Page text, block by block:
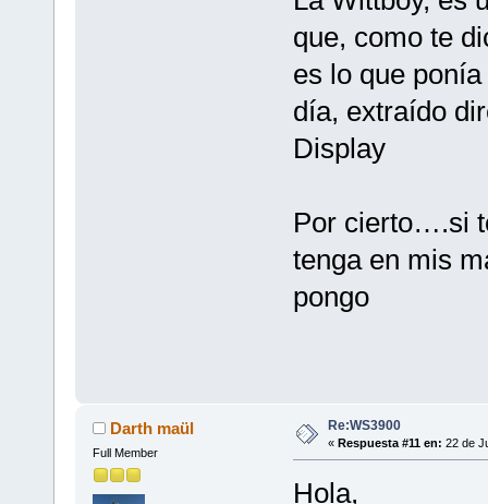
que, como te
es lo que
día, extraído
Display
Por cierto….si
tenga en mis
pongo
Darth maül
Full Member
Re:WS3900
« Respuesta #11 en: 22 de
Hola,